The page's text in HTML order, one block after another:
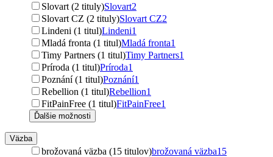
Slovart (2 tituly)Slovart2
Slovart CZ (2 tituly)Slovart CZ2
Lindeni (1 titul)Lindeni1
Mladá fronta (1 titul)Mladá fronta1
Timy Partners (1 titul)Timy Partners1
Príroda (1 titul)Príroda1
Poznání (1 titul)Poznání1
Rebellion (1 titul)Rebellion1
FitPainFree (1 titul)FitPainFree1
Ďalšie možnosti
Väzba
brožovaná väzba (15 titulov)brožovaná väzba15